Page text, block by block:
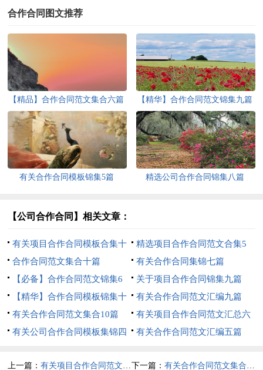
合作合同图文推荐
【精品】合作合同范文集合六篇 【精华】合作合同范文锦集九篇
有关合作合同模板锦集5篇 精选公司合作合同锦集八篇
【公司合作合同】相关文章：
有关项目合作合同模板合集十
篇
精选项目合作合同范文合集5
篇
合作合同范文集合十篇
有关合作合同集锦七篇
【必备】合作合同范文锦集6
篇
关于项目合作合同锦集九篇
【精华】合作合同模板锦集十
篇
有关合作合同范文汇编九篇
有关合作合同范文集合10篇
有关项目合作合同范文汇总六
篇
有关公司合作合同模板集锦四
有关合作合同范文汇编五篇
上一篇：有关项目合作合同范文汇总六篇 下一篇： 有关合作合同范文集合10篇